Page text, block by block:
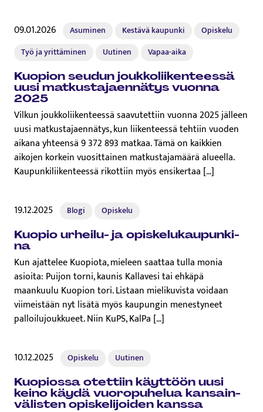
09.01.2026 Asuminen Kestävä kaupunki
Opiskelu
Työ ja yrittäminen
Uutinen Vapaa-aika
Kuopion seudun jouk­ko­lii­ken­tees­sä
uusi mat­kus­ta­jaen­nä­tys vuonna
2025
Vilkun joukkoliikenteessä saavutettiin vuonna 2025 jälleen
uusi matkustajaennätys, kun liikenteessä tehtiin vuoden
aikana yhteensä 9 372 893 matkaa. Tämä on kaikkien
aikojen korkein vuosittainen matkustajamäärä alueella.
Kaupunkiliikenteessä rikottiin myös ensikertaa […]
19.12.2025 Blogi Opiskelu
Kuopio urheilu- ja opis­ke­lu­kau­pun­ki­
na
Kun ajattelee Kuopiota, mieleen saattaa tulla monia
asioita: Puijon torni, kaunis Kallavesi tai ehkäpä
maankuulu Kuopion tori. Listaan mielikuvista voidaan
viimeistään nyt lisätä myös kaupungin menestyneet
palloilujoukkueet. Niin KuPS, KalPa […]
10.12.2025 Opiskelu Uutinen
Kuopiossa otettiin käyttöön uusi
keino käydä vuo­ro­pu­he­lua kan­sain­
vä­lis­ten opis­ke­li­joi­den kanssa